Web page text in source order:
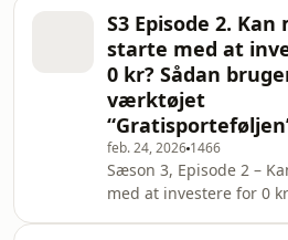
hvorfor føles det nogle
lære et helt nyt sprog at
dette afsnit dykker Mai
i finanslingo og
investeringsverdenens
forkortelser til helt
For sandheden er: Du
intelligens – du mangle
S3 Episode 2. Kan
starte med at
0 kr? Sådan
værktøjet
feb. 24, 2026 1466
Sæson 3, Episode 2 –
med at investere for 0